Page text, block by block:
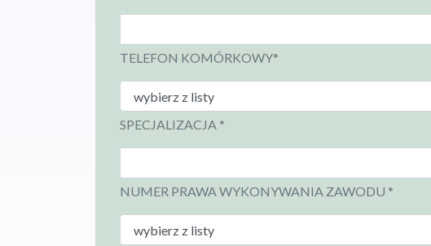
TELEFON KOMÓRKOWY*
SPECJALIZACJA *
NUMER PRAWA WYKONYWANIA ZAWODU *